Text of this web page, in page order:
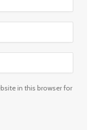
in this browser for